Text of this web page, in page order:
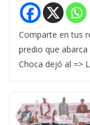
Comparte en tus
predio que
Choca dejó al =>